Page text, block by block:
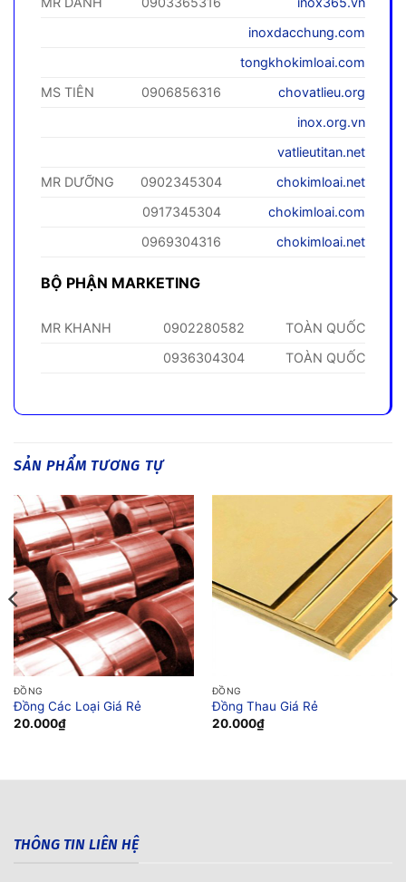
inoxdacchung.com
tongkhokimloai.com
MS TIÊN
0906856316
chovatlieu.org
inox.org.vn
vatlieutitan.net
MR DƯỠNG
0902345304
chokimloai.net
0917345304
chokimloai.com
0969304316
chokimloai.net
BỘ PHẬN MARKETING
MR KHANH 0902280582
TOÀN QUỐC
0936304304
TOÀN QUỐC
SẢN PHẨM TƯƠNG TỰ
ĐỒNG
Đồng Các Loại Giá Rẻ
20.000₫
ĐỒNG
Đồng Thau Giá Rẻ
20.000₫
THÔNG TIN LIÊN HỆ